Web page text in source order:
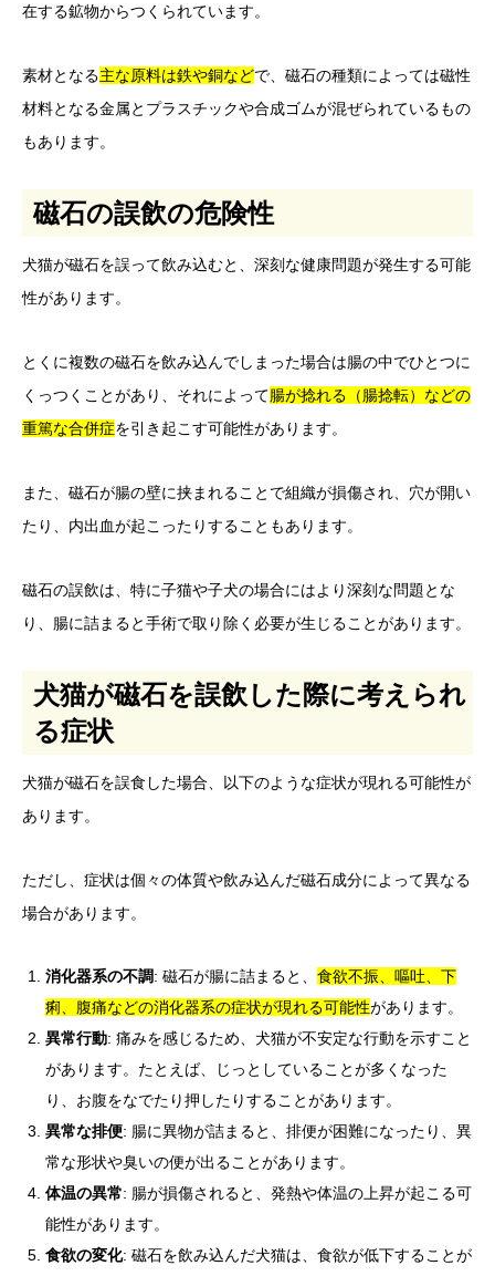
在する鉱物からつくられています。
素材となる主な原料は鉄や銅などで、磁石の種類によっては磁性
材料となる金属とプラスチックや合成ゴムが混ぜられているもの
もあります。
磁石の誤飲の危険性
犬猫が磁石を誤って飲み込むと、深刻な健康問題が発生する可能
性があります。
とくに複数の磁石を飲み込んでしまった場合は腸の中でひとつに
くっつくことがあり、それによって腸が捻れる（腸捻転）などの
重篤な合併症を引き起こす可能性があります。
また、磁石が腸の壁に挟まれることで組織が損傷され、穴が開い
たり、内出血が起こったりすることもあります。
磁石の誤飲は、特に子猫や子犬の場合にはより深刻な問題とな
り、腸に詰まると手術で取り除く必要が生じることがあります。
犬猫が磁石を誤飲した際に考えられ
る症状
犬猫が磁石を誤食した場合、以下のような症状が現れる可能性が
あります。
ただし、症状は個々の体質や飲み込んだ磁石成分によって異なる
場合があります。
消化器系の不調: 磁石が腸に詰まると、 食欲不振、嘔吐、下
痢、腹痛などの消化器系の症状が現れる可能性があります。
異常行動: 痛みを感じるため、犬猫が不安定な行動を示すこと
があります。たとえば、じっとしていることが多くなった
り、お腹をなでたり押したりすることがあります。
異常な排便: 腸に異物が詰まると、排便が困難になったり、異
常な形状や臭いの便が出ることがあります。
体温の異常: 腸が損傷されると、発熱や体温の上昇が起こる可
能性があります。
食欲の変化: 磁石を飲み込んだ犬猫は、食欲が低下することが